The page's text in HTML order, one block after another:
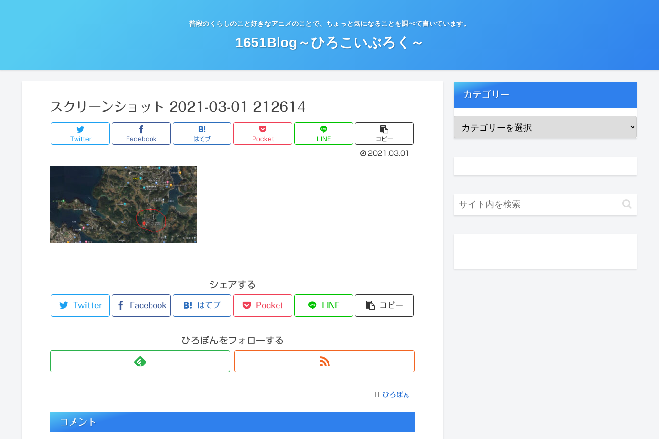
普段のくらしのこと好きなアニメのことで、ちょっと気になることを調べて書いています。
1651Blog～ひろこいぶろく～
スクリーンショット 2021-03-01 212614
Twitter Facebook はてブ Pocket LINE コピー
2021.03.01
シェアする
Twitter Facebook はてブ Pocket LINE コピー
ひろぼんをフォローする
ひろぼん
コメント
カテゴリー